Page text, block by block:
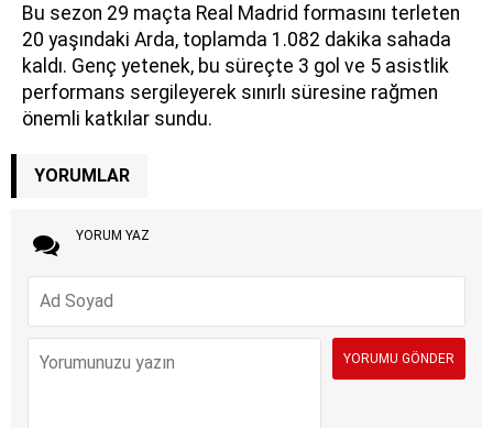
Bu sezon 29 maçta Real Madrid formasını terleten
20 yaşındaki Arda, toplamda 1.082 dakika sahada
kaldı. Genç yetenek, bu süreçte 3 gol ve 5 asistlik
performans sergileyerek sınırlı süresine rağmen
önemli katkılar sundu.
YORUMLAR
YORUM YAZ